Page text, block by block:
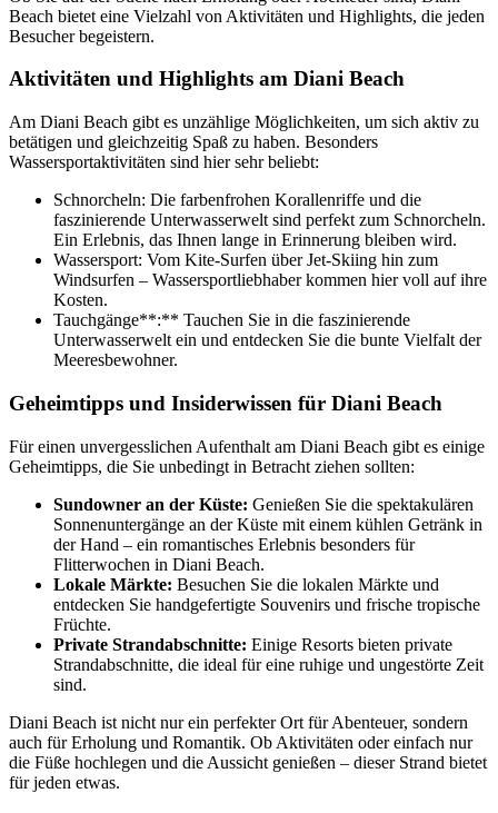
Beach bietet eine Vielzahl von Aktivitäten und Highlights, die jeden
Besucher begeistern.
Aktivitäten und Highlights am Diani Beach
Am Diani Beach gibt es unzählige Möglichkeiten, um sich aktiv zu
betätigen und gleichzeitig Spaß zu haben. Besonders
Wassersportaktivitäten sind hier sehr beliebt:
Schnorcheln: Die farbenfrohen Korallenriffe und die
faszinierende Unterwasserwelt sind perfekt zum Schnorcheln.
Ein Erlebnis, das Ihnen lange in Erinnerung bleiben wird.
Wassersport: Vom Kite-Surfen über Jet-Skiing hin zum
Windsurfen – Wassersportliebhaber kommen hier voll auf ihre
Kosten.
Tauchgänge**:** Tauchen Sie in die faszinierende
Unterwasserwelt ein und entdecken Sie die bunte Vielfalt der
Meeresbewohner.
Geheimtipps und Insiderwissen für Diani Beach
Für einen unvergesslichen Aufenthalt am Diani Beach gibt es einige
Geheimtipps, die Sie unbedingt in Betracht ziehen sollten:
Sundowner an der Küste: Genießen Sie die spektakulären
Sonnenuntergänge an der Küste mit einem kühlen Getränk in
der Hand – ein romantisches Erlebnis besonders für
Flitterwochen in Diani Beach.
Lokale Märkte: Besuchen Sie die lokalen Märkte und
entdecken Sie handgefertigte Souvenirs und frische tropische
Früchte.
Private Strandabschnitte: Einige Resorts bieten private
Strandabschnitte, die ideal für eine ruhige und ungestörte Zeit
sind.
Diani Beach ist nicht nur ein perfekter Ort für Abenteuer, sondern
auch für Erholung und Romantik. Ob Aktivitäten oder einfach nur
die Füße hochlegen und die Aussicht genießen – dieser Strand bietet
für jeden etwas.